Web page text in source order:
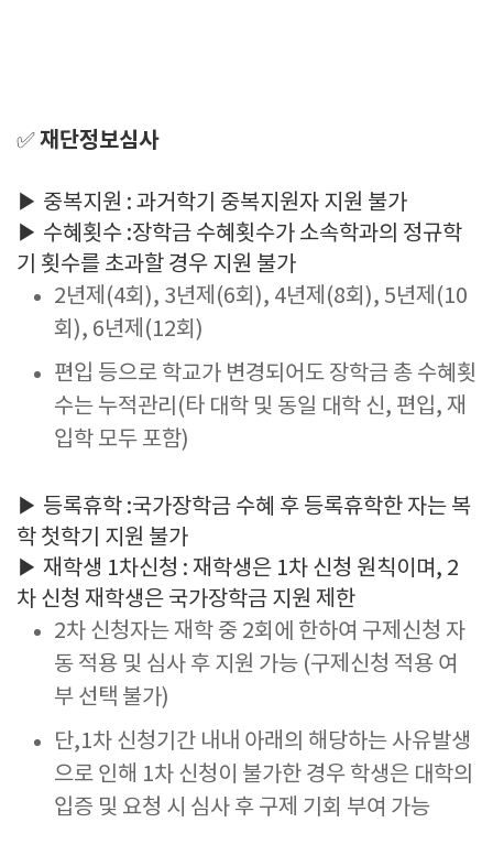
✅재단정보심사
▶ 중복지원 : 과거학기 중복지원자 지원 불가
▶ 수혜횟수 :장학금 수혜횟수가 소속학과의 정규학
기 횟수를 초과할 경우 지원 불가
2년제(4회), 3년제(6회), 4년제(8회), 5년제(10
회), 6년제(12회)
편입 등으로 학교가 변경되어도 장학금 총 수혜횟
수는 누적관리(타 대학 및 동일 대학 신, 편입, 재
입학 모두 포함)
▶ 등록휴학 :국가장학금 수혜 후 등록휴학한 자는 복
학 첫학기 지원 불가
▶ 재학생 1차신청 : 재학생은 1차 신청 원칙이며, 2
차 신청 재학생은 국가장학금 지원 제한
2차 신청자는 재학 중 2회에 한하여 구제신청 자
동 적용 및 심사 후 지원 가능 (구제신청 적용 여
부 선택 불가)
단,1차 신청기간 내내 아래의 해당하는 사유발생
으로 인해 1차 신청이 불가한 경우 학생은 대학의
입증 및 요청 시 심사 후 구제 기회 부여 가능